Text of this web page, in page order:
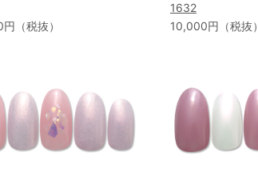
（税抜）
1632
10,000円（税抜）